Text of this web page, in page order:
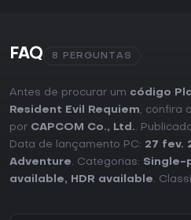
FAQ 8 PERGUNTAS
Antes de procurar um código
Resident Evil Requiem, confira
por CAPCOM Co., Ltd..
Data de lançamento PC: 27 fev.
Adventure. Categorias: Single-
available, HDR available.